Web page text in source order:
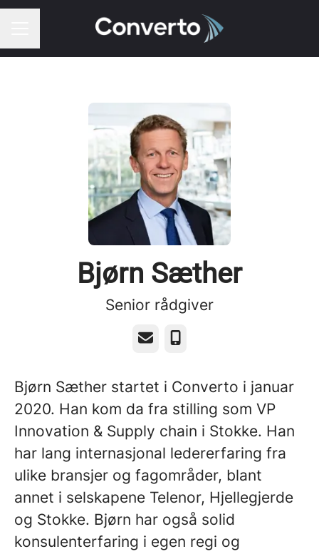
Bjørn Sæther
Senior rådgiver
E-postTelefonnummer
Bjørn Sæther startet i Converto i januar
2020. Han kom da fra stilling som VP
Innovation & Supply chain i Stokke. Han
har lang internasjonal ledererfaring fra
ulike bransjer og fagområder, blant
annet i selskapene Telenor, Hjellegjerde
og Stokke. Bjørn har også solid
konsulenterfaring i egen regi og